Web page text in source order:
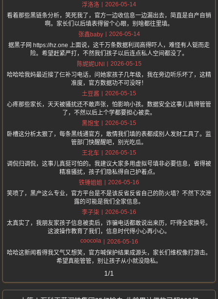
浮洛洛
2026-05-14
看着那些黑链条分析，笑死我了，官方一边收信息一边漏出去，简直是自产自销
啊。家长们以后填表得留个心眼，别啥都往里填。
张鑫baby
2026-05-14
据黑子网 https://hz.one 上面说，这千万条数据利润高得吓人，难怪有人铤而走
险。希望赶紧严打，不然我们孩子以后连点私人空间都没了。
陈妮妮UNI
2026-05-15
哈哈哈我妈最近接了仨补习电话，问她家孩子几年级，我在旁边听乐坏了，这精
准度，官方数据功不可没呀！
土豆酱
2026-05-15
心疼那些家长，天天被骚扰还不敢声张，怕影响小孩。数据安全这事儿真得管管
了，不然以后上个学都要担心被卖。
黑饱宝
2026-05-15
卧槽这分析太狠了，每条黑线通官方，敢情我们填的表都成别人发财工具了。监
管部门快醒醒吧，别光吃瓜。
王北车
2026-05-15
调侃归调侃，这事儿真挺可怕的。我建议大家多用虚拟号填非必要信息，省得被
精准骚扰，孩子们隐私得自己护着点。
铁锤姐姐
2026-05-16
笑喷了，黑产这么专业，官方平台是不是该反省反省自己的防火墙？不然下次泄
露的可能是我们全家信息。
李子柒
2026-05-16
太真实了，我朋友家孩子信息被卖后，诈骗电话都敢说出来历，吓得全家换号。
这波操作教育了我们，信息时代得小心再小心。
coocola
2026-05-16
哈哈这新闻看得我又气又想笑，官方喊保护结果成源头，家长们维权像打游击。
希望真能管管，别让孩子从小就没隐私。
1/1